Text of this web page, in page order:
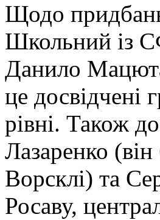
Щодо
Школьний із
Данило
це досвідчені
рівні. Також
Лазаренко
Ворсклі) та
Росаву,